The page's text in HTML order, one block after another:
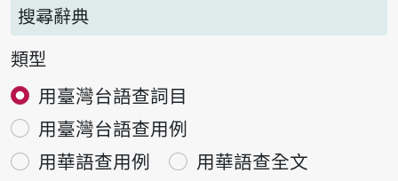
搜尋辭典
類型
用臺灣台語查詞目
用臺灣台語查用例
用華語查用例
用華語查全文